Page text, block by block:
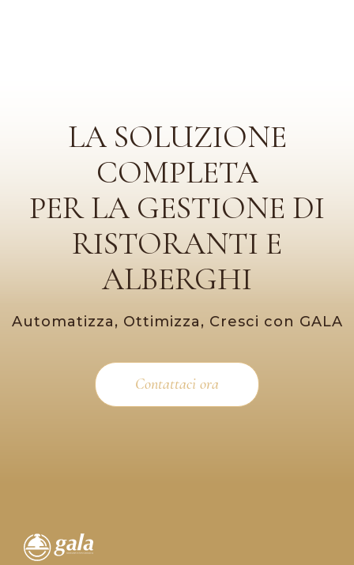
LA SOLUZIONE
COMPLETA
PER LA GESTIONE DI
RISTORANTI E
ALBERGHI
Automatizza, Ottimizza, Cresci con GALA
Contattaci ora